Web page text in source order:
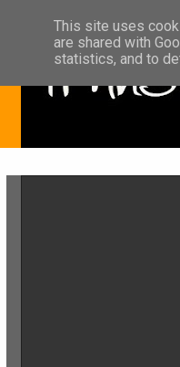
This site uses
are shared with
statistics, and to